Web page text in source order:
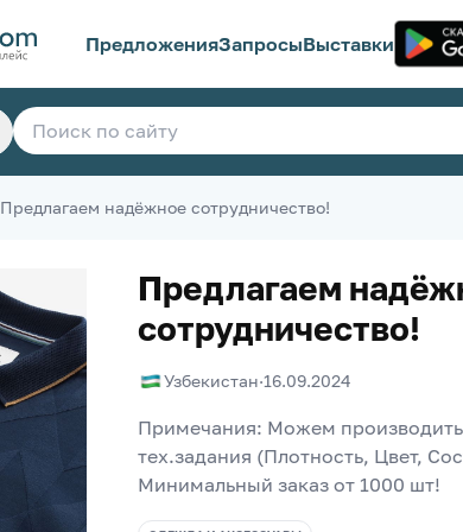
ПредложенияЗапросыВыставки
Предлагаем надёжное сотрудничество!
Предлагаем
сотрудничество!
Узбекистан·16.09.2024
Примечания: Можем
тех.задания (Плотность, Цвет,
Минимальный заказ от 1000 шт!